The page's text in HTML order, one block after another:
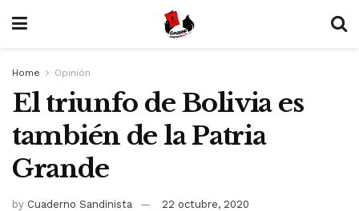
Home Opinión
El triunfo de Bolivia es
también de la Patria
Grande
by Cuaderno Sandinista 22 octubre, 2020